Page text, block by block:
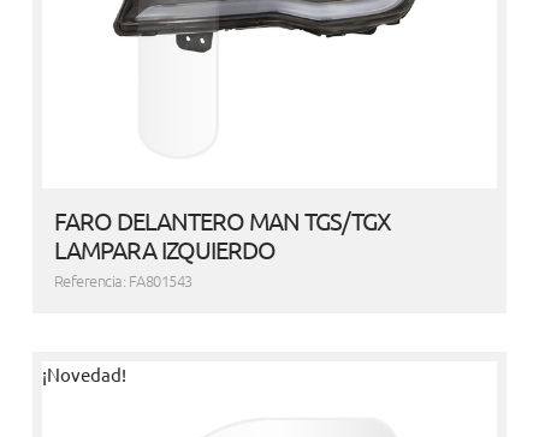
FARO DELANTERO MAN TGS/TGX
LAMPARA IZQUIERDO
Referencia: FA801543
¡Novedad!